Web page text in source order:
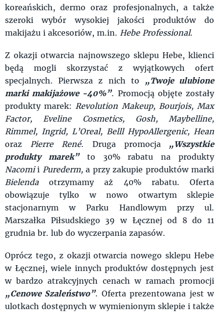
koreańskich, dermo oraz profesjonalnych, a także
szeroki wybór wysokiej jakości produktów do
makijażu i akcesoriów, m.in. Hebe Professional.
Z okazji otwarcia najnowszego sklepu Hebe, klienci
będą mogli skorzystać z wyjątkowych ofert
specjalnych. Pierwsza z nich to
„Twoje ulubione
marki makijażowe -40%”. Promocją objęte zostały
produkty marek: Revolution Makeup, Bourjois, Max
Factor, Eveline Cosmetics, Gosh, Maybelline,
Rimmel, Ingrid, L’Oreal, Belll HypoAllergenic, Hean
oraz Pierre René. Druga promocja „Wszystkie
produkty marek”to 30% rabatu na produkty
Nacomii Purederm,a przy zakupie produktów marki
Bielendaotrzymamy aż 40% rabatu. Oferta
obowiązuje tylko w nowo otwartym sklepie
stacjonarnym w Parku Handlowym przy ul.
Marszałka Piłsudskiego 39 w Łęcznej od 8 do 11
grudnia br. lub do wyczerpania zapasów.
Oprócz tego, z okazji otwarcia nowego sklepu Hebe
w Łęcznej, wiele innych produktów dostępnych jest
w bardzo atrakcyjnych cenach w ramach promocji
„Cenowe Szaleństwo”. Oferta prezentowana jest w
ulotkach dostępnych w wymienionym sklepie i także